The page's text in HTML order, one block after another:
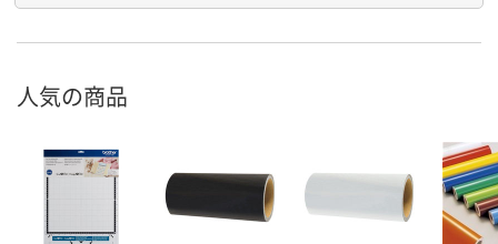
人気の商品